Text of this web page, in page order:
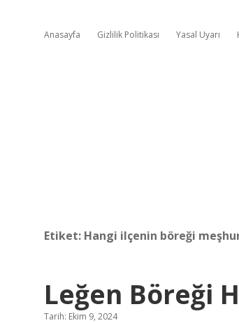
Anasayfa Gizlilik Politikası Yasal Uyarı
Etiket: Hangi ilçenin böreği
Leğen Böreği
Tarih: Ekim 9, 2024